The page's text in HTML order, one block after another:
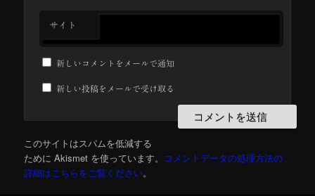
サイト
新しいコメントをメールで通知
新しい投稿をメールで受け取る
このサイトはスパムを低減する
ために Akismet を使っています。 コメントデータの処理方法の
詳細はこちらをご覧ください。